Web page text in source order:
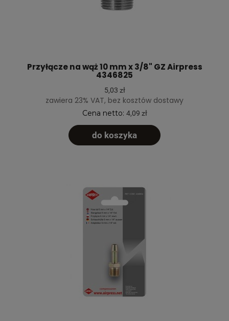
Przyłącze na wąż 10 mm x 3/8" GZ Airpress
4346825
5,03 zł
zawiera 23% VAT, bez kosztów dostawy
Cena netto: 4,09 zł
do koszyka